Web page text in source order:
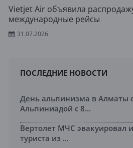
Vietjet Air объявила
международные рейсы
31.07.2026
ПОСЛЕДНИЕ НОВОСТИ
День альпинизма в Алматы
Альпиниадой с 8...
Вертолет МЧС эвакуировал
туриста из ...